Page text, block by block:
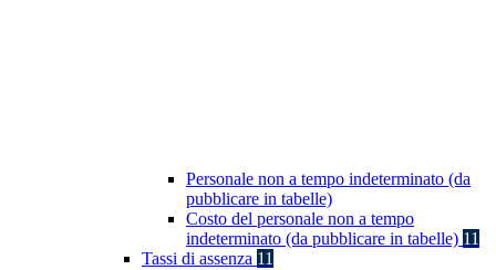
Personale non a tempo indeterminato (da
pubblicare in tabelle)
Costo del personale non a tempo
indeterminato (da pubblicare in tabelle) 11
Tassi di assenza 11